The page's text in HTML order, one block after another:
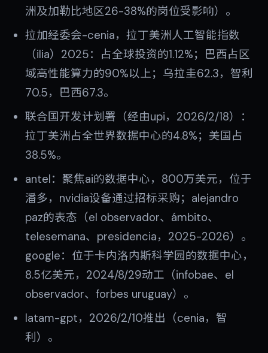
洲及加勒比地区26-38%的岗位受影响）。
拉加经委会-cenia，拉丁美洲人工智能指数
（ilia）2025：占全球投资的1.12%；巴西占区
域高性能算力的90%以上；乌拉圭62.3，智利
70.5，巴西67.3。
联合国开发计划署（经由upi，2026/2/18）：
拉丁美洲占全世界数据中心的4.8%；美国占
38.5%。
antel：聚焦ai的数据中心，800万美元，位于
潘多，nvidia设备通过招标采购；alejandro
paz的表态（el observador、ámbito、
telesemana、presidencia，2025-2026）。
google：位于卡内洛内斯科学园的数据中心，
8.5亿美元，2024/8/29动工（infobae、el
observador、forbes uruguay）。
latam-gpt，2026/2/10推出（cenia，智
利）。